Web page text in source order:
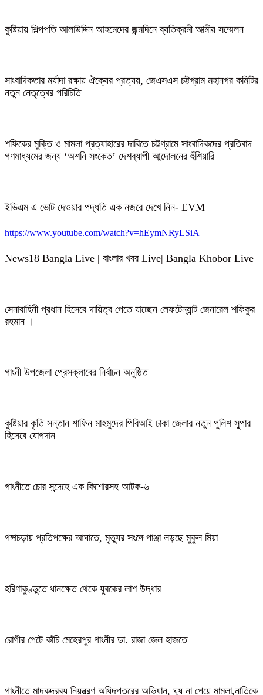
কুষ্টিয়ায় শিল্পপতি আলাউদ্দিন আহমেদের জন্মদিনে ব্যতিক্রমী আত্মীয় সম্মেলন
সাংবাদিকতার মর্যাদা রক্ষায় ঐক্যের প্রত্যয়, জেএসএস চট্টগ্রাম মহানগর কমিটির
নতুন নেতৃত্বের পরিচিতি
শফিকের মুক্তি ও মামলা প্রত্যাহারের দাবিতে চট্টগ্রামে সাংবাদিকদের প্রতিবাদ
গণমাধ্যমের জন্য ‘অশনি সংকেত’ দেশব্যাপী আন্দোলনের হুঁশিয়ারি
ইভিএম এ ভোট দেওয়ার পদ্ধতি এক নজরে দেখে নিন- EVM
https://www.youtube.com/watch?v=hEymNRyLSiA
News18 Bangla Live | বাংলার খবর Live| Bangla Khobor Live
সেনাবাহিনী প্রধান হিসেবে দায়িত্ব পেতে যাচ্ছেন লেফটেন্যান্ট জেনারেল শফিকুর
রহমান ।
গাংনী উপজেলা প্রেসক্লাবের নির্বাচন অনুষ্ঠিত
কুষ্টিয়ার কৃতি সন্তান শাফিন মাহমুদের পিবিআই ঢাকা জেলার নতুন পুলিশ সুপার
হিসেবে যোগদান
গাংনীতে চোর সন্দেহে এক কিশোরসহ আটক-৬
গঙ্গাচড়ায় প্রতিপক্ষের আঘাতে, মৃত্যুর সংঙ্গে পাঞ্জা লড়ছে মুকুল মিয়া
হরিণাকুণ্ডুতে ধানক্ষেত থেকে যুবকের লাশ উদ্ধার
রোগীর পেটে কাঁচি মেহেরপুর গাংনীর ডা. রাজা জেল হাজতে
গাংনীতে মাদকদ্রব্য নিয়ন্ত্রণ অধিদপ্তরের অভিযান, ঘুষ না পেয়ে মামলা,নাতিকে